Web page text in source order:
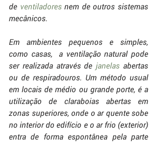
de ventiladores nem de outros sistemas
mecânicos.
Em ambientes pequenos e simples,
como casas,  a ventilação natural pode
ser realizada através de janelas abertas
ou de respiradouros. Um método usual
em locais de médio ou grande porte, é a
utilização de claraboias abertas em
zonas superiores, onde o ar quente sobe
no interior do edifício e o ar frio (exterior)
entra de forma espontânea pela parte